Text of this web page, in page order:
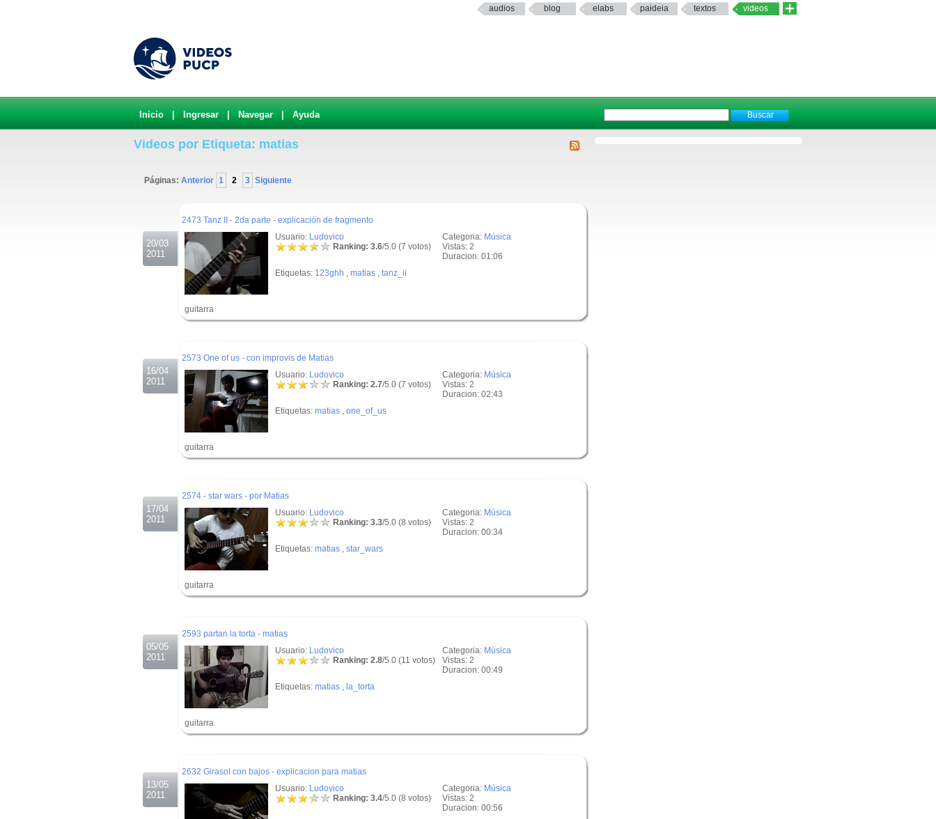
audios blog elabs paideia textos videos
Inicio Ingresar Navegar Ayuda
Videos por Etiqueta: matias
Páginas: Anterior 1 2 3 Siguiente
20/03
2011
2473 Tanz II - 2da parte - explicación de fragmento
Categoria: Música
Vistas: 2
Duracion: 01:06
Usuario: Ludovico
Ranking: 3.6/5.0 (7 votos)
Etiquetas: 123ghh , matias , tanz_ii
guitarra
16/04
2011
2573 One of us - con improvis de Matias
Categoria: Música
Vistas: 2
Duracion: 02:43
Usuario: Ludovico
Ranking: 2.7/5.0 (7 votos)
Etiquetas: matias , one_of_us
guitarra
17/04
2011
2574 - star wars - por Matias
Categoria: Música
Vistas: 2
Duracion: 00:34
Usuario: Ludovico
Ranking: 3.3/5.0 (8 votos)
Etiquetas: matias , star_wars
guitarra
05/05
2011
2593 partan la torta - matias
Categoria: Música
Vistas: 2
Duracion: 00:49
Usuario: Ludovico
Ranking: 2.8/5.0 (11 votos)
Etiquetas: matias , la_torta
guitarra
13/05
2011
2632 Girasol con bajos - explicacion para matias
Categoria: Música
Vistas: 2
Duracion: 00:56
Usuario: Ludovico
Ranking: 3.4/5.0 (8 votos)